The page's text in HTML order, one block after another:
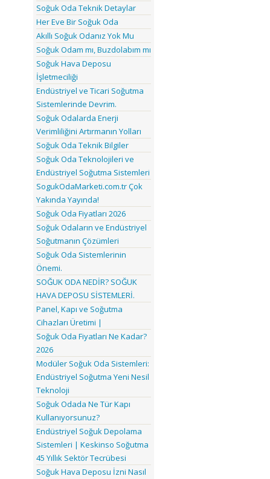
Soğuk Oda Teknik Detaylar
Her Eve Bir Soğuk Oda
Akıllı Soğuk Odanız Yok Mu
Soğuk Odam mı, Buzdolabım mı
Soğuk Hava Deposu
İşletmeciliği
Endüstriyel ve Ticari Soğutma
Sistemlerinde Devrim.
Soğuk Odalarda Enerji
Verimliliğini Artırmanın Yolları
Soğuk Oda Teknik Bilgiler
Soğuk Oda Teknolojileri ve
Endüstriyel Soğutma Sistemleri
SogukOdaMarketi.com.tr Çok
Yakında Yayında!
Soğuk Oda Fiyatları 2026
Soğuk Odaların ve Endüstriyel
Soğutmanın Çözümleri
Soğuk Oda Sistemlerinin
Önemi.
SOĞUK ODA NEDİR? SOĞUK
HAVA DEPOSU SİSTEMLERİ.
Panel, Kapı ve Soğutma
Cihazları Üretimi |
Soğuk Oda Fiyatları Ne Kadar?
2026
Modüler Soğuk Oda Sistemleri:
Endüstriyel Soğutma Yeni Nesil
Teknoloji
Soğuk Odada Ne Tür Kapı
Kullanıyorsunuz?
Endüstriyel Soğuk Depolama
Sistemleri | Keskinso Soğutma
45 Yıllık Sektör Tecrübesi
Soğuk Hava Deposu İzni Nasıl